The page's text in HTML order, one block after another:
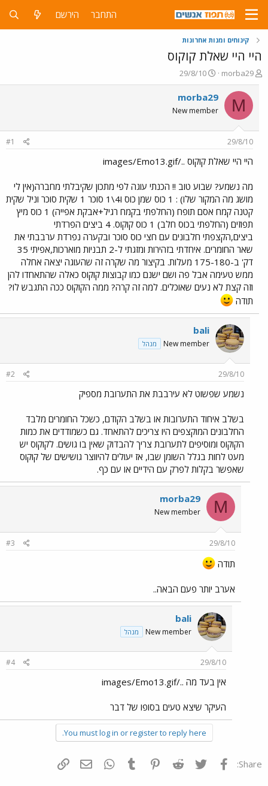
התחבר הירשם
קינוחים ומנות אחרונות
היי היי שאלת קוקוס
פ
ו
ת
ח
ה
ו
ש
א
morba29
פ
ו
ר
ם
ר
29/8/10
M
morba29
New member
29/8/10
#1
היי היי שאלת קוקוס ../images/Emo13.gif
מה נשמע? שבוע טוב !! הכנתי עוגה לפי מתכון שקיבלתי מחברה(אין לי
מושג מה המקור שלו) : 1 כוס שמן כוס ו4\1 סוכר 1 שקית סוכר וניל שקית
קטנה קמח אסם תופח (החלפתי בקמח רגיל+אבקת אפייה) 1 כוס מיץ
תפוזים (החלפתי בכוס חלב) 1 כוס קוקוס. 4 ביצים הפרדתי
ביצים,הקצפתי חלבונים עם חצי כוס סוכר ובקערה נפרדת ערבבתי את
שאר החומרים. איחדתי בזהירות ומזגתי ל-2 תבניות מוארכות,אפיתי 35
דק' ב-175-180 מעלות. בקיצור מה שקרה זה שהעוגה יצאה אחלה
ממש טעימה אבל פה ושם ישנם כמו קבוצות קוקוס כאלה שהתאחדו להן
וזה קצת לא נעים שאוכלים. למה זה קרה? ממה הקוקוס ככה התגבש לו?
תודה
bali
New member מנהל
29/8/10
#2
נשמע שפשוט לא עירבבת את התערובת מספיק
בשלב איחוד התערובות או בשלב הקודם, כשכל החומרים מלבד
החלבונים המוקצפים היו צריכים להתאחד. גם כשמודדים את כמות
הקוקוס ומוסיפים לתערובת צריך להבדוק שאין בו גושים. לקוקוס יש
מעט לחות בגלל השומן שבו, אז יעולים להיווצר גושישים של קוקוס
שאפשר בקלות לפרק עם הידיים או עם כף.
M
morba29
New member
29/8/10
#3
תודה
אערב יותר פעם הבאה..
bali
New member מנהל
29/8/10
#4
אין בעד מה ../images/Emo13.gif
העיקר שיצא טעים בסופו של דבר
You must log in or register to reply here.
Share: פייסבוק Twitter
Reddit
Pinterest
Tumblr
WhatsAppדואר אלקטרוני